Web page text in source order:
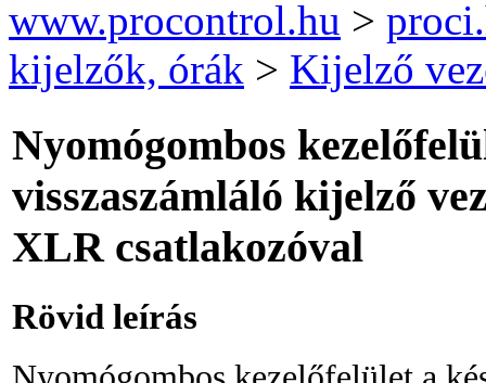
www.procontrol.hu >
kijelzők, órák > Kijelző
Nyomógombos
visszaszámláló kijelző
XLR csatlakozóval
Rövid leírás